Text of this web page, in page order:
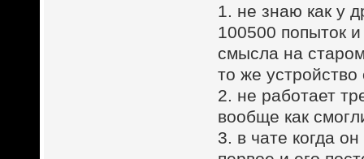
1. не знаю как у
100500 попыток и
смысла на
то же
2. не работает
вообще как
3. в чате когда